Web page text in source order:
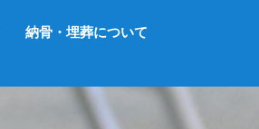
納骨・埋葬について